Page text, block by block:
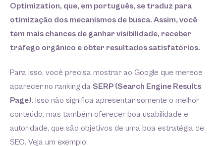
Optimization, que, em português, se traduz para
otimização dos mecanismos de busca. Assim, você
tem mais chances de ganhar visibilidade, receber
tráfego orgânico e obter resultados satisfatórios.
Para isso, você precisa mostrar ao Google que merece
aparecer no ranking da SERP (Search Engine Results
Page). Isso não significa apresentar somente o melhor
conteúdo, mas também oferecer boa usabilidade e
autoridade, que são objetivos de uma boa estratégia de
SEO. Veja um exemplo: